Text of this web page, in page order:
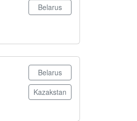
Belarus
Belarus
Kazakstan